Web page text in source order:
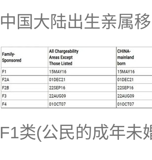
中国大陆出生亲属
F1类(公民的成年未